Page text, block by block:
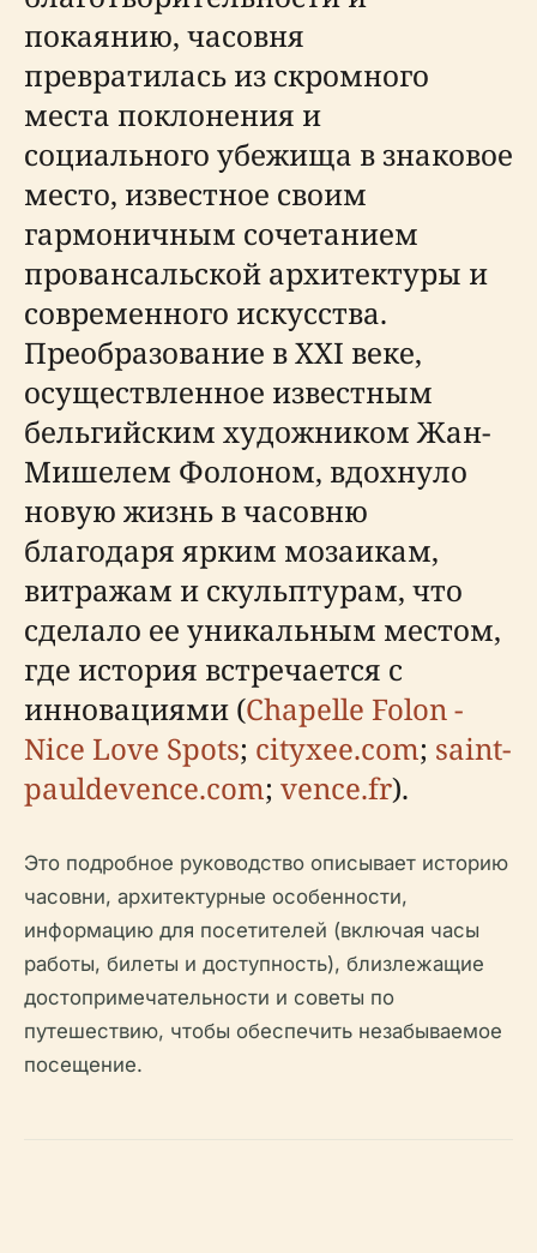
покаянию, часовня
превратилась из скромного
места поклонения и
социального убежища в знаковое
место, известное своим
гармоничным сочетанием
провансальской архитектуры и
современного искусства.
Преобразование в XXI веке,
осуществленное известным
бельгийским художником Жан-
Мишелем Фолоном, вдохнуло
новую жизнь в часовню
благодаря ярким мозаикам,
витражам и скульптурам, что
сделало ее уникальным местом,
где история встречается с
инновациями (Chapelle Folon -
Nice Love Spots; cityxee.com; saint-
pauldevence.com; vence.fr).
Это подробное руководство описывает историю
часовни, архитектурные особенности,
информацию для посетителей (включая часы
работы, билеты и доступность), близлежащие
достопримечательности и советы по
путешествию, чтобы обеспечить незабываемое
посещение.